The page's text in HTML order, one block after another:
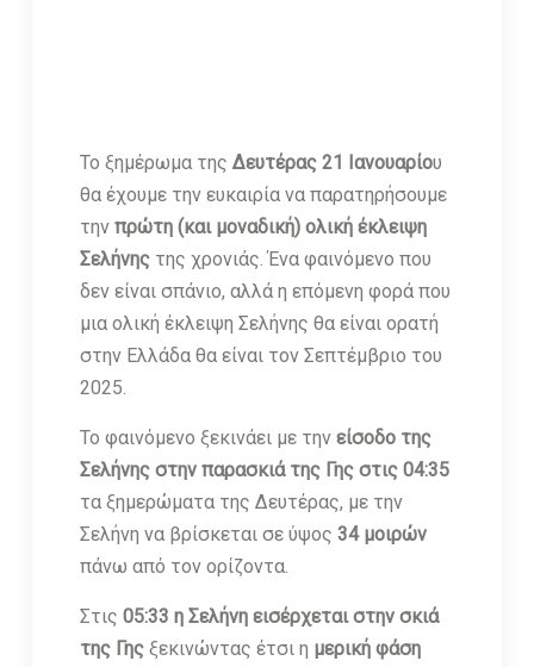
Το ξημέρωμα της Δευτέρας 21 Ιανουαρίου
θα έχουμε την ευκαιρία να παρατηρήσουμε
τηνπρώτη (και μοναδική) ολική έκλειψη
Σελήνηςτης χρονιάς. Ένα φαινόμενο που
δεν είναι σπάνιο, αλλά η επόμενη φορά που
μια ολική έκλειψη Σελήνης θα είναι ορατή
στην Ελλάδα θα είναι τον Σεπτέμβριο του
2025.
Το φαινόμενο ξεκινάει με την είσοδο της
Σελήνης στην παρασκιά της Γης στις 04:35
τα ξημερώματα της Δευτέρας, με την
Σελήνη να βρίσκεται σε ύψος 34 μοιρών
πάνω από τον ορίζοντα.
Στις 05:33 η Σελήνη εισέρχεται στην σκιά
της Γηςξεκινώντας έτσι η μερική φάση